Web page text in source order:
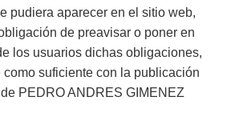
pudiera aparecer en el sitio web,
de preavisar o poner en
los usuarios dichas obligaciones,
suficiente con la publicación
PEDRO ANDRES GIMENEZ